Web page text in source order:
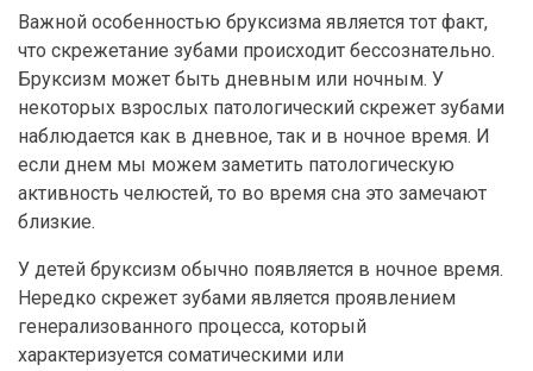
Важной особенностью бруксизма является тот факт,
что скрежетание зубами происходит бессознательно.
Бруксизм может быть дневным или ночным. У
некоторых взрослых патологический скрежет зубами
наблюдается как в дневное, так и в ночное время. И
если днем мы можем заметить патологическую
активность челюстей, то во время сна это замечают
близкие.
У детей бруксизм обычно появляется в ночное время.
Нередко скрежет зубами является проявлением
генерализованного процесса, который
характеризуется соматическими или